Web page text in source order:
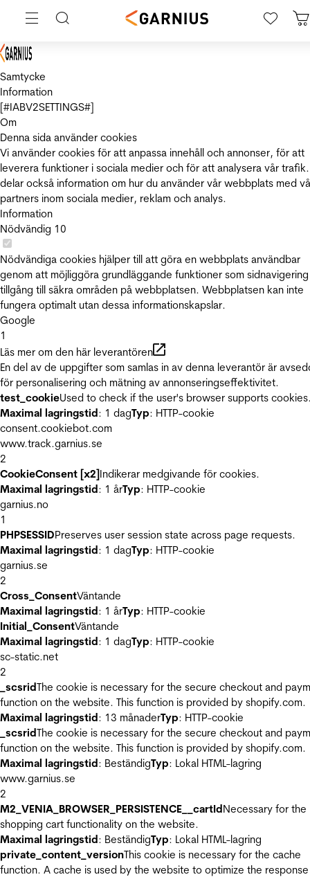
Samtycke
Information
[#IABV2SETTINGS#]
Om
Denna sida använder cookies
Vi använder cookies för att anpassa innehåll och annonser, för att
leverera funktioner i sociala medier och för att analysera vår
delar också information om hur du använder vår webbplats med
partners inom sociala medier, reklam och analys.
Information
Nödvändig 10
Nödvändiga cookies hjälper till att göra en webbplats användbar
genom att möjliggöra grundläggande funktioner som
tillgång till säkra områden på webbplatsen. Webbplatsen kan inte
fungera optimalt utan dessa informationskapslar.
Google
1
Läs mer om den här leverantören
En del av de uppgifter som samlas in av denna leverantör är
för personalisering och mätning av annonseringseffektivitet.
test_cookieUsed to check if the user's browser supports
Maximal lagringstid: 1 dagTyp: HTTP-cookie
consent.cookiebot.com
www.track.garnius.se
2
CookieConsent [x2]Indikerar medgivande för cookies.
Maximal lagringstid: 1 årTyp: HTTP-cookie
garnius.no
1
PHPSESSIDPreserves user session state across page requests.
Maximal lagringstid: 1 dagTyp: HTTP-cookie
garnius.se
2
Cross_ConsentVäntande
Maximal lagringstid: 1 årTyp: HTTP-cookie
Initial_ConsentVäntande
Maximal lagringstid: 1 dagTyp: HTTP-cookie
sc-static.net
2
_scsridThe cookie is necessary for the secure checkout and
function on the website. This function is provided by shopify.com.
Maximal lagringstid: 13 månaderTyp: HTTP-cookie
_scsridThe cookie is necessary for the secure checkout and
function on the website. This function is provided by shopify.com.
Maximal lagringstid: BeständigTyp: Lokal HTML-lagring
www.garnius.se
2
M2_VENIA_BROWSER_PERSISTENCE__cartIdNecessary for the
shopping cart functionality on the website.
Maximal lagringstid: BeständigTyp: Lokal HTML-lagring
private_content_versionThis cookie is necessary for the cache
function. A cache is used by the website to optimize the